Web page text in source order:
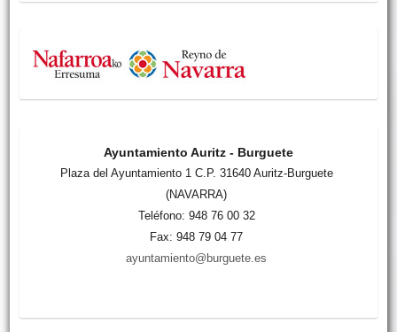
Ayuntamiento Auritz - Burguete
Plaza del Ayuntamiento 1 C.P. 31640 Auritz-Burguete
(NAVARRA)
Teléfono: 948 76 00 32
Fax: 948 79 04 77
ayuntamiento@burguete.es